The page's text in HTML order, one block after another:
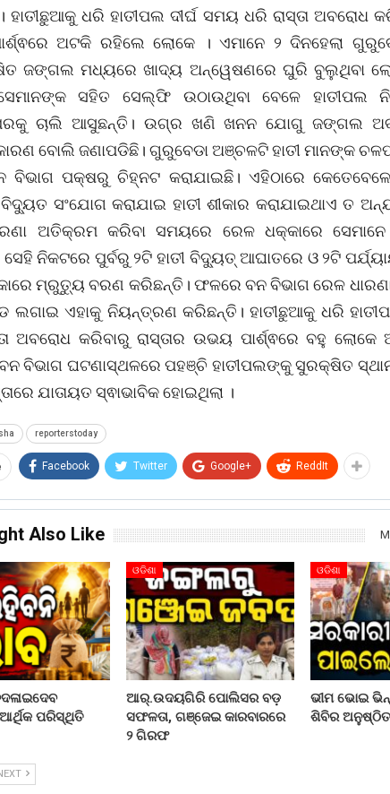
ହାତୀଛୁଆକୁ ଧରି ହାତୀପଲ ଦୀର୍ଘ ସମୟ ଧରି ରାସ୍ତା ଅବରୋଧ
ଅଟକି ରହିଲେ ଲୋକେ । ଏମାନେ ୨ ଦିନହେଲା
ଜଙ୍ଗଲ ମଧ୍ୟରେ ଖାଦ୍ୟ ଅନ୍ୱେଷଣରେ ଘୁରି ବୁଲୁଥିବା
ସହିତ ସେଲ୍ଫି ଉଠାଉଥିବା ବେଳେ ହାତୀପଲ
ଚାଲି ଆସୁଛନ୍ତି। ଉଗ୍ର ଖଣି ଖନନ ଯୋଗୁ ଜଙ୍ଗଲ
ବୋଲି ଜଣାପଡିଛି। ଗୁରୁବେଡା ଅଞ୍ଚଳଟି ହାତୀ ମାନଙ୍କ
ବିଭାଗ ପକ୍ଷରୁ ଚିହ୍ନଟ କରାଯାଇଛି। ଏହିଠାରେ
ସଂଯୋଗ କରାଯାଇ ହାତୀ ଶୀକାର କରାଯାଇଥାଏ ତ
ଅତିକ୍ରମ କରିବା ସମୟରେ ରେଳ ଧକ୍କାରେ ସେମାନେ
ନିକଟରେ ପୁର୍ବରୁ ୨ଟି ହାତୀ ବିଦ୍ୟୁତ୍ ଆଘାତରେ ଓ ୨ଟି
ମ୍ରୁତ୍ୟୁ ବରଣ କରିଛନ୍ତି। ଫଳରେ ବନ ବିଭାଗ ରେଳ
ଲଗାଇ ଏହାକୁ ନିୟନ୍ତ୍ରଣ କରିଛନ୍ତି। ହାତୀଛୁଆକୁ ଧରି
ଅବରୋଧ କରିବାରୁ ରାସ୍ତାର ଉଭୟ ପାର୍ଶ୍ଵରେ ବହୁ
ବିଭାଗ ଘଟଣାସ୍ଥଳରେ ପହଞ୍ଚି ହାତୀପଲଙ୍କୁ ସୁରକ୍ଷିତ
ଯାତାୟତ ସ୍ଵାଭାବିକ ହୋଇଥିଲା ।
reporterstoday
Facebook Twitter Google+ ReddIt
Also Like
ପରିସ୍ଥିତି
ଓଡିଶା
ଆର୍.ଉଦୟଗିରି ପୋଲିସର ବଡ଼
ସଫଳତା, ଗଞ୍ଜେଇ କାରବାରରେ
୨ ଗିରଫ
ଓଡିଶା
ଭୀମ ଭୋଇ
ଶିବିର ଅନୁଷ୍ଠିତ